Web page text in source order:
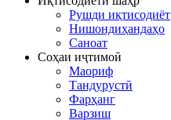
Рушди иқтисодиёт
Нишондиҳандаҳо
Саноат
Соҳаи иҷтимоӣ
Маориф
Тандурустӣ
Фарҳанг
Варзиш